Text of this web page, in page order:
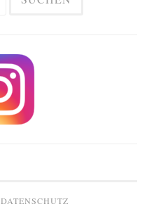
DATENSCHUTZ